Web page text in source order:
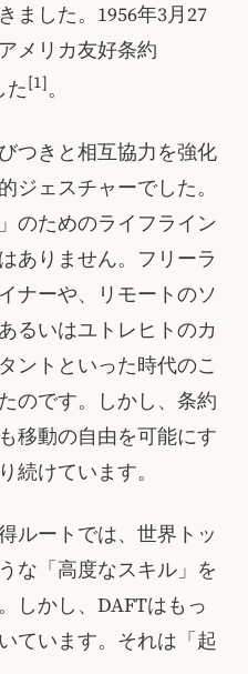
ました。1956年3月27
メリカ友好条約
た[1]。
つきと相互協力を強化
ジェスチャーでした。
のためのライフライン
ありません。フリーラ
ナーや、リモートのソ
るいはユトレヒトのカ
ントといった時代のこ
のです。しかし、条約
移動の自由を可能にす
続けています。
ルートでは、世界トッ
な「高度なスキル」を
しかし、DAFTはもっ
ています。それは「起